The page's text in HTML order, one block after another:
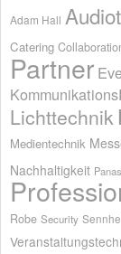
Adam Hall
Catering
Partner
Lichttechnik
Medientechnik
Nachhaltigkeit
Robe Security